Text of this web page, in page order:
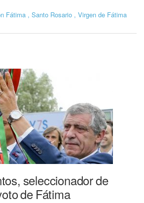
Fátima , Santo Rosario , Virgen de Fátima
seleccionador de
de Fátima